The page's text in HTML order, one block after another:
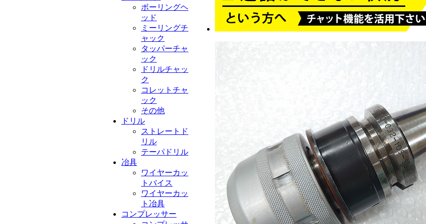
ボーリングヘ
ッド
ミーリングチ
ャック
タッパーチャ
ック
ドリルチャッ
ク
コレットチャ
ック
その他
ドリル
ストレートド
リル
テーパドリル
冶具
ワイヤーカッ
トバイス
ワイヤーカッ
ト冶具
コンプレッサー